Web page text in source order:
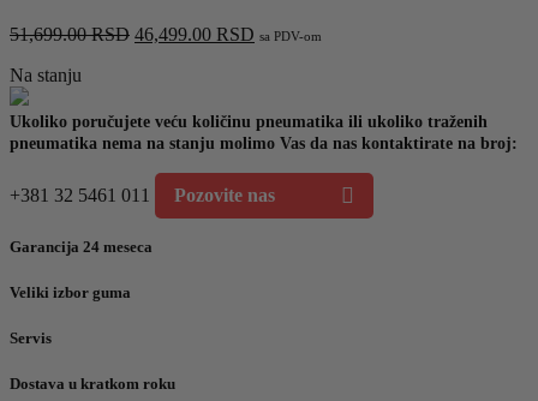
51,699.00RSD Originalna
51,699.00 RSD.
46,499.00 RSD Trenutna
sa PDV-om
Na stanju
Ukoliko poručujete veću količinu pneumatika ili ukoliko traženih
pneumatika nema na stanju molimo Vas da nas kontaktirate na broj:
+381 32 5461 011 Pozovite nas
Garancija 24 meseca
Veliki izbor guma
Servis
Dostava u kratkom roku